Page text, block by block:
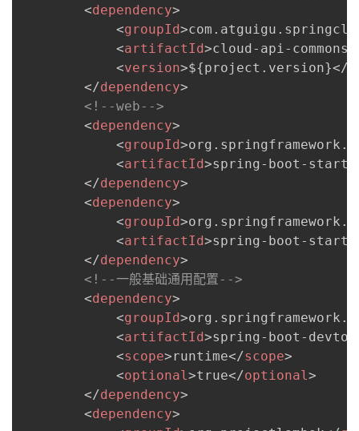
<dependency>
<groupId>
<artifactId>cloud-api-commons
<version>${project.version}</
</dependency>
<!--web-->
<dependency>
<groupId>
<artifactId>spring-boot-
</dependency>
<dependency>
<groupId>
<artifactId>spring-boot-
</dependency>
<!--一般基础通用配置-->
<dependency>
<groupId>
<artifactId>spring-boot-
<scope>runtime</scope>
<optional>true</optional>
</dependency>
<dependency>